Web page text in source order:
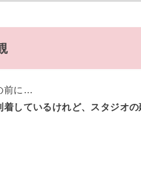
前に…
着しているけれど、スタジオの